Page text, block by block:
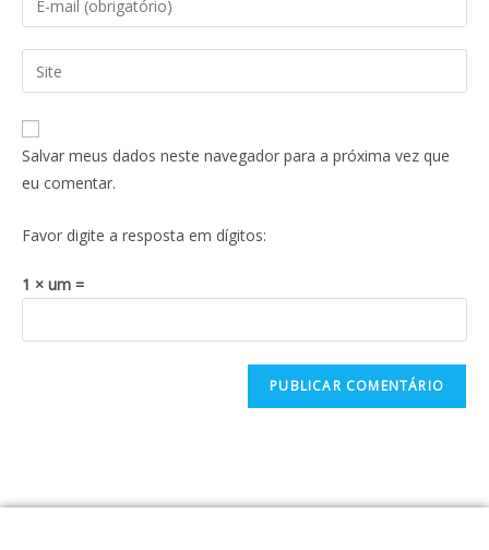
Salvar meus dados neste navegador para a próxima vez que
eu comentar.
Favor digite a resposta em dígitos:
1 × um =